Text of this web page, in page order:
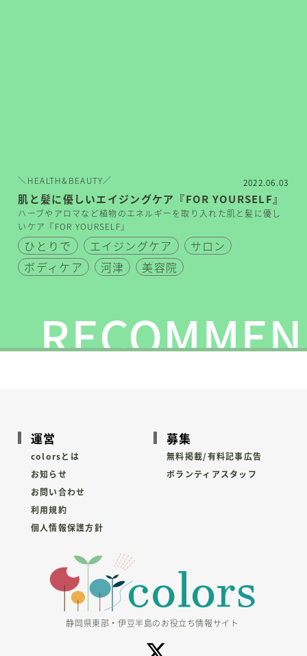
＼HEALTH&BEAUTY／ 2022.06.03
肌と髪に優しいエイジングケア『FOR YOURSELF』
ハーブやアロマなど植物のエネルギーを取り入れた肌と髪に優し
いケア『FOR YOURSELF』
ひとりで エイジングケア
サロン
ボディケア
河津 美容院
運営
colorsとは
お知らせ
お問い合わせ
利用規約
個人情報保護方針
募集
無料掲載/有料記事広告
ボランティアスタッフ
静岡県東部・伊豆半島のお役立ち情報サイト